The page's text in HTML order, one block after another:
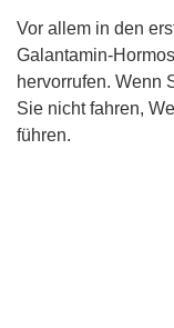
Vor allem in den
Galantamin-
hervorrufen. Wenn
Sie nicht fahren,
führen.